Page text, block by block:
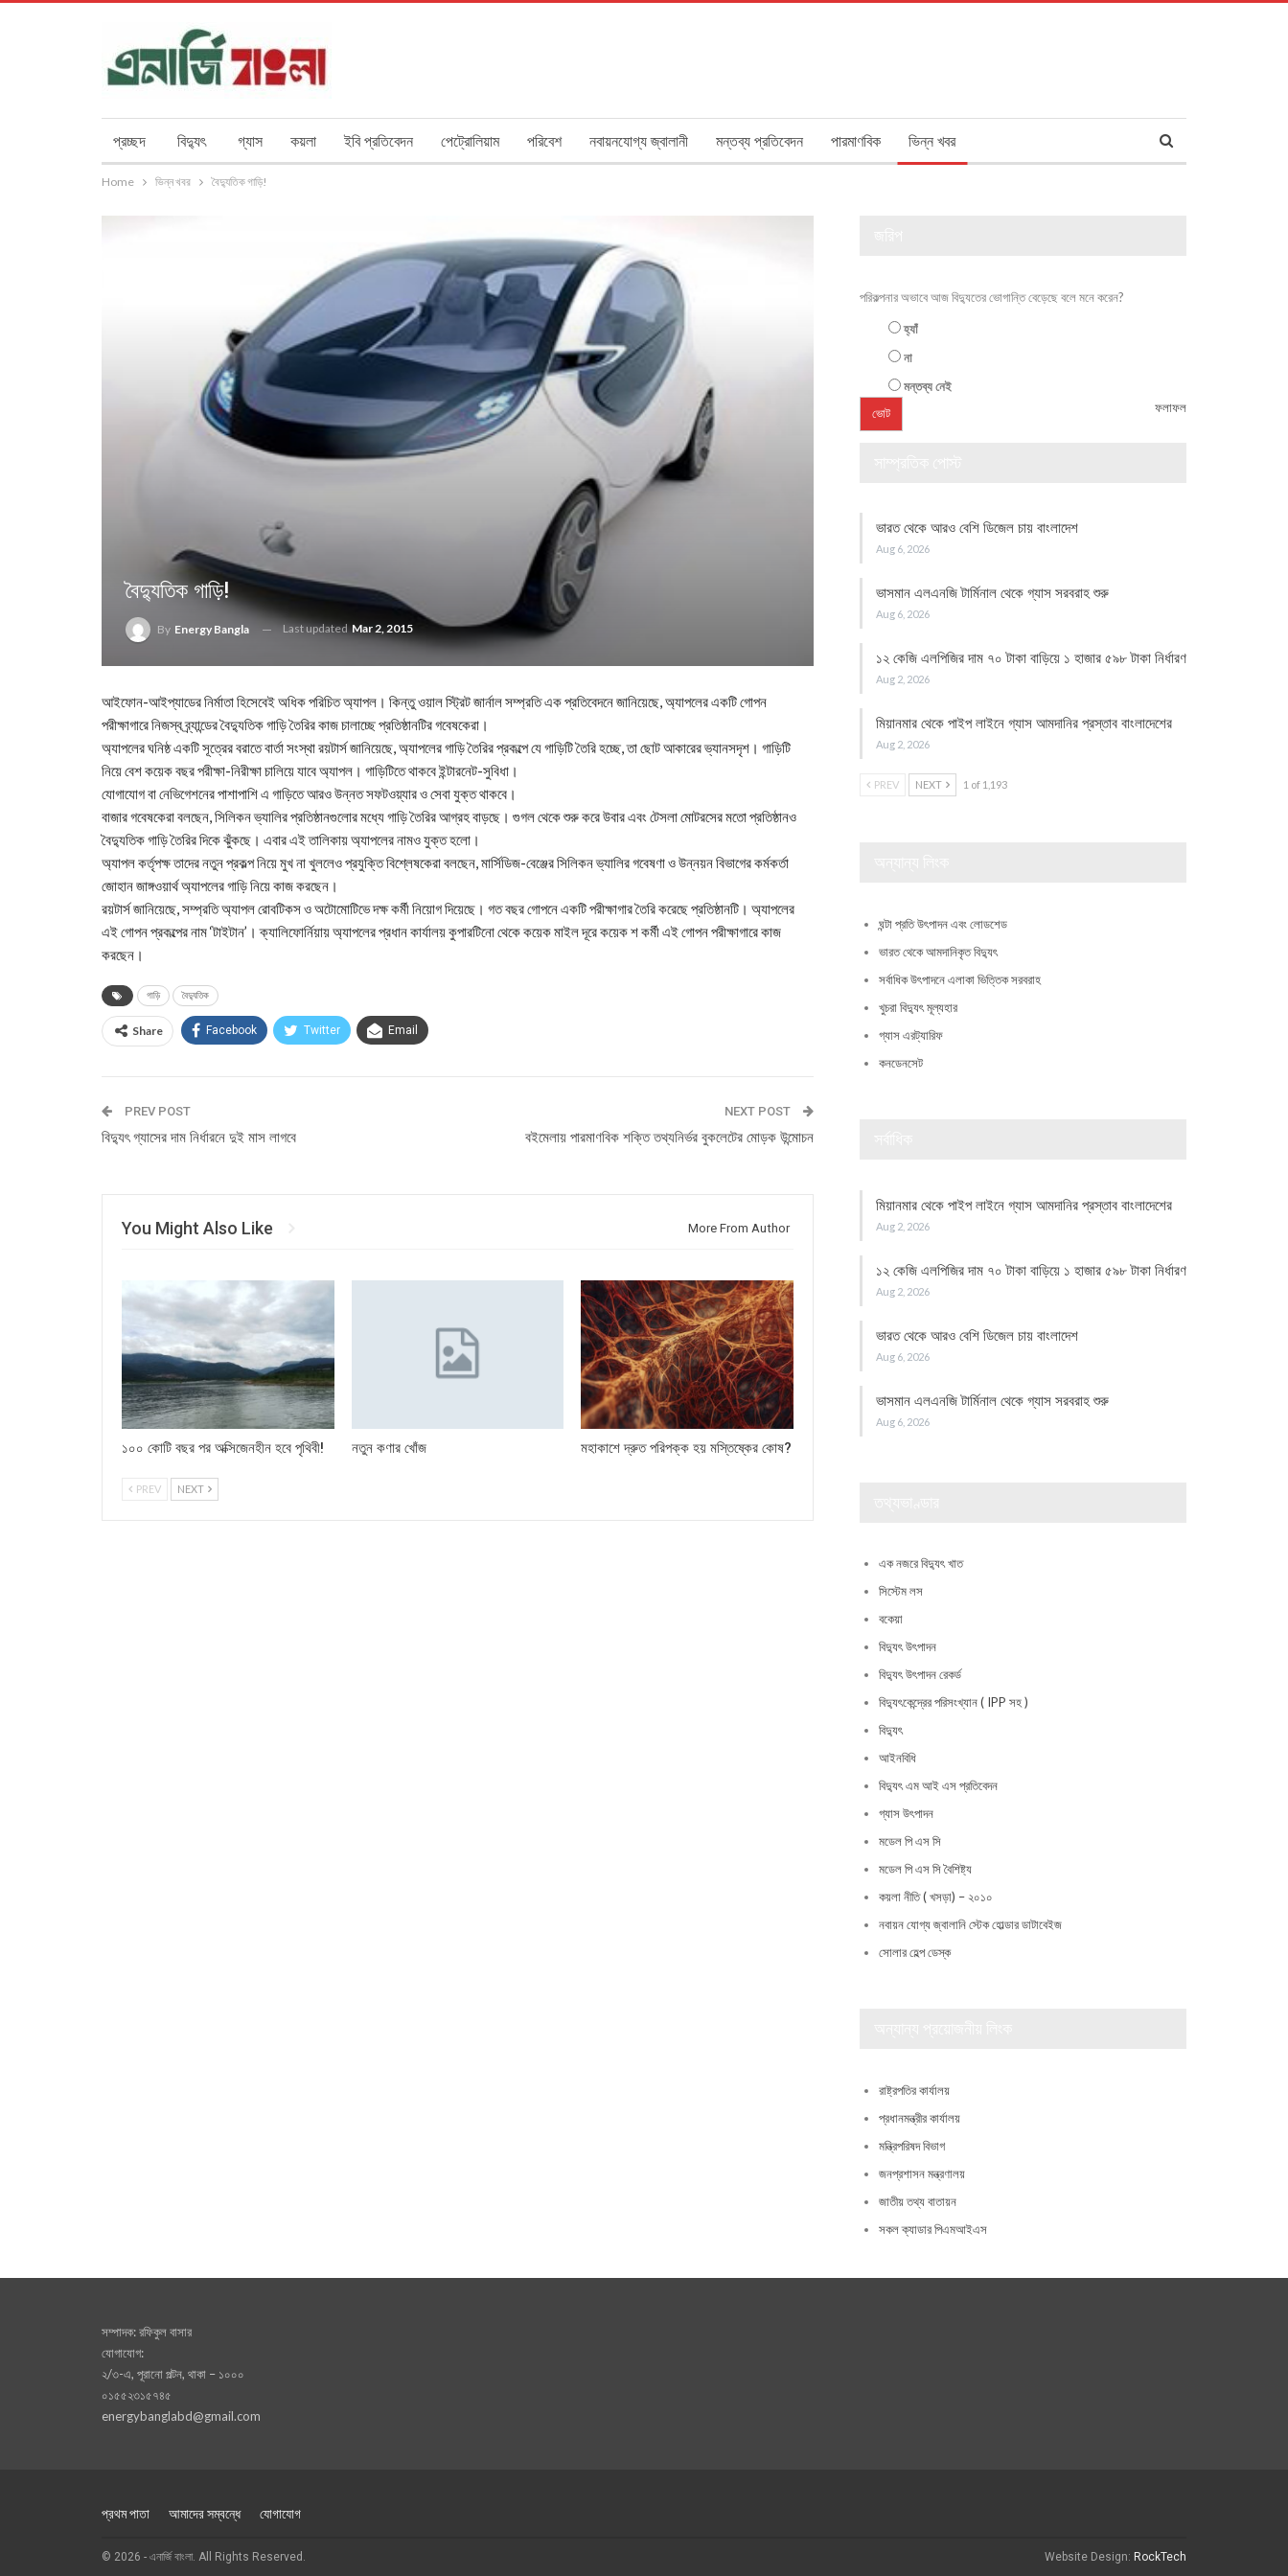
প্রচ্ছদ বিদ্যুৎ গ্যাস কয়লা ইবি প্রতিবেদন পেট্রোলিয়াম পরিবেশ নবায়নযোগ্য জ্বালানী মন্তব্য প্রতিবেদন পারমাণবিক ভিন্ন খবর
Home ভিন্ন খবর বৈদ্যুতিক গাড়ি!
বৈদ্যুতিক গাড়ি!
By Energy Bangla Last updatedMar 2, 2015
আইফোন-আইপ্যাডের নির্মাতা হিসেবেই অধিক পরিচিত অ্যাপল। কিন্তু ওয়াল স্ট্রিট জার্নাল সম্প্রতি এক প্রতিবেদনে জানিয়েছে, অ্যাপলের একটি গোপন
পরীক্ষাগারে নিজস্ব ব্র্যান্ডের বৈদ্যুতিক গাড়ি তৈরির কাজ চালাচ্ছে প্রতিষ্ঠানটির গবেষকেরা।
অ্যাপলের ঘনিষ্ঠ একটি সূত্রের বরাতে বার্তা সংস্থা রয়টার্স জানিয়েছে, অ্যাপলের গাড়ি তৈরির প্রকল্পে যে গাড়িটি তৈরি হচ্ছে, তা ছোট আকারের ভ্যানসদৃশ। গাড়িটি
নিয়ে বেশ কয়েক বছর পরীক্ষা-নিরীক্ষা চালিয়ে যাবে অ্যাপল। গাড়িটিতে থাকবে ইন্টারনেট-সুবিধা।
যোগাযোগ বা নেভিগেশনের পাশাপাশি এ গাড়িতে আরও উন্নত সফটওয়্যার ও সেবা যুক্ত থাকবে।
বাজার গবেষকেরা বলছেন, সিলিকন ভ্যালির প্রতিষ্ঠানগুলোর মধ্যে গাড়ি তৈরির আগ্রহ বাড়ছে। গুগল থেকে শুরু করে উবার এবং টেসলা মোটরসের মতো প্রতিষ্ঠানও
বৈদ্যুতিক গাড়ি তৈরির দিকে ঝুঁকছে। এবার এই তালিকায় অ্যাপলের নামও যুক্ত হলো।
অ্যাপল কর্তৃপক্ষ তাদের নতুন প্রকল্প নিয়ে মুখ না খুললেও প্রযুক্তি বিশ্লেষকেরা বলছেন, মার্সিডিজ-বেঞ্জের সিলিকন ভ্যালির গবেষণা ও উন্নয়ন বিভাগের কর্মকর্তা
জোহান জাঙ্গওয়ার্থ অ্যাপলের গাড়ি নিয়ে কাজ করছেন।
রয়টার্স জানিয়েছে, সম্প্রতি অ্যাপল রোবটিকস ও অটোমোটিভে দক্ষ কর্মী নিয়োগ দিয়েছে। গত বছর গোপনে একটি পরীক্ষাগার তৈরি করেছে প্রতিষ্ঠানটি। অ্যাপলের
এই গোপন প্রকল্পের নাম ‘টাইটান’। ক্যালিফোর্নিয়ায় অ্যাপলের প্রধান কার্যালয় কুপারটিনো থেকে কয়েক মাইল দূরে কয়েক শ কর্মী এই গোপন পরীক্ষাগারে কাজ
করছেন।
গাড়ি বৈদ্যুতিক
Share Facebook Twitter Email
PREV POST
বিদ্যুৎ গ্যাসের দাম নির্ধারনে দুই মাস লাগবে
NEXT POST
বইমেলায় পারমাণবিক শক্তি তথ্যনির্ভর বুকলেটের মোড়ক উন্মোচন
You Might Also Like More From Author
১০০ কোটি বছর পর অক্সিজেনহীন হবে পৃথিবী! নতুন কণার খোঁজ মহাকাশে দ্রুত পরিপক্ক হয় মস্তিষ্কের কোষ?
PREV NEXT
পরিকল্পনার অভাবে আজ বিদ্যুতের ভোগান্তি বেড়েছে বলে মনে করেন?
হ্যাঁ
না
মন্তব্য নেই
ফলাফল
ভারত থেকে আরও বেশি ডিজেল চায় বাংলাদেশ
Aug 6, 2026
ভাসমান এলএনজি টার্মিনাল থেকে গ্যাস সরবরাহ শুরু
Aug 6, 2026
১২ কেজি এলপিজির দাম ৭০ টাকা বাড়িয়ে ১ হাজার ৫৯৮ টাকা নির্ধারণ
Aug 2, 2026
মিয়ানমার থেকে পাইপ লাইনে গ্যাস আমদানির প্রস্তাব বাংলাদেশের
Aug 2, 2026
PREV NEXT 1 of 1,193
ঘন্টা প্রতি উৎপাদন এবং লোডশেড
ভারত থেকে আমদানিকৃত বিদ্যুৎ
সর্বাধিক উৎপাদনে এলাকা ভিত্তিক সরবরাহ
খুচরা বিদ্যুৎ মূল্যহার
গ্যাস এরট্যারিফ
কনডেনসেট
মিয়ানমার থেকে পাইপ লাইনে গ্যাস আমদানির প্রস্তাব বাংলাদেশের
Aug 2, 2026
১২ কেজি এলপিজির দাম ৭০ টাকা বাড়িয়ে ১ হাজার ৫৯৮ টাকা নির্ধারণ
Aug 2, 2026
ভারত থেকে আরও বেশি ডিজেল চায় বাংলাদেশ
Aug 6, 2026
ভাসমান এলএনজি টার্মিনাল থেকে গ্যাস সরবরাহ শুরু
Aug 6, 2026
এক নজরে বিদ্যুৎ খাত
সিস্টেম লস
বকেয়া
বিদ্যুৎ উৎপাদন
বিদ্যুৎ উৎপাদন রেকর্ড
বিদ্যুৎকেন্দ্রের পরিসংখ্যান ( IPP সহ )
বিদ্যুৎ
আইনবিধি
বিদ্যুৎ এম আই এস প্রতিবেদন
গ্যাস উৎপাদন
মডেল পি এস সি
মডেল পি এস সি বৈশিষ্ট্য
কয়লা নীতি ( খসড়া) – ২০১০
নবায়ন যোগ্য জ্বালানি স্টেক হোল্ডার ডাটাবেইজ
সোলার হেল্প ডেস্ক
রাষ্ট্রপতির কার্যালয়
প্রধানমন্ত্রীর কার্যালয়
মন্ত্রিপরিষদ বিভাগ
জনপ্রশাসন মন্ত্রণালয়
জাতীয় তথ্য বাতায়ন
সকল ক্যাডার পিএমআইএস
সম্পাদক: রফিকুল বাসার
যোগাযোগ:
২/৩-এ, পূরানো পল্টন, থাকা – ১০০০
০১৫৫২৩১৫৭৪৫
energybanglabd@gmail.com
প্রথম পাতা আমাদের সম্বন্ধে যোগাযোগ
© 2026 - এনার্জি বাংলা. All Rights Reserved. Website Design: RockTech